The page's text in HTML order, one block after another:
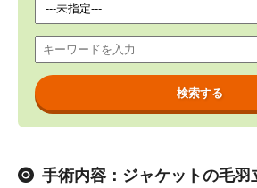
手術内容：ジャケットの毛羽